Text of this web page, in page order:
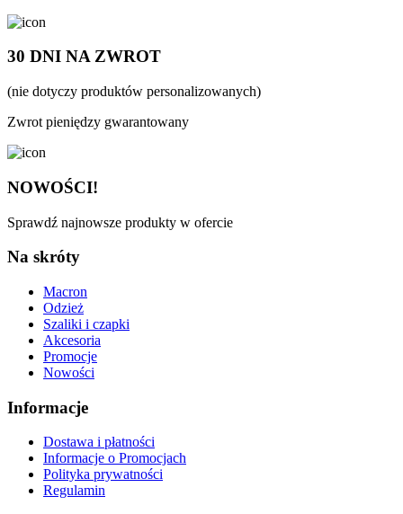
30 DNI NA ZWROT
(nie dotyczy produktów personalizowanych)
Zwrot pieniędzy gwarantowany
NOWOŚCI!
Sprawdź najnowsze produkty w ofercie
Na skróty
Macron
Odzież
Szaliki i czapki
Akcesoria
Promocje
Nowości
Informacje
Dostawa i płatności
Informacje o Promocjach
Polityka prywatności
Regulamin